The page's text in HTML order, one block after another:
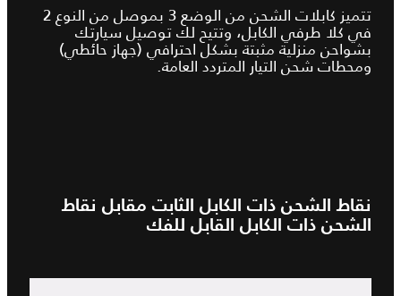
تتميز كابلات الشحن من الوضع 3 بموصل من النوع 2
في كلا طرفي الكابل، وتتيح لك توصيل سيارتك
بشواحن منزلية مثبتة بشكل احترافي (جهاز حائطي)
ومحطات شحن التيار المتردد العامة.
نقاط الشحن ذات الكابل الثابت مقابل نقاط
الشحن ذات الكابل القابل للفك